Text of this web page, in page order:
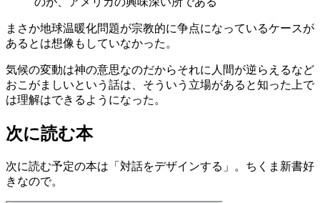
まさか地球温暖化問題が宗教的に争点になっているケースが
あるとは想像もしていなかった。
気候の変動は神の意思なのだからそれに人間が逆らえるなど
おこがましいという話は、そういう立場があると知った上で
は理解はできるようになった。
次に読む本
次に読む予定の本は「対話をデザインする」。ちくま新書好
きなので。